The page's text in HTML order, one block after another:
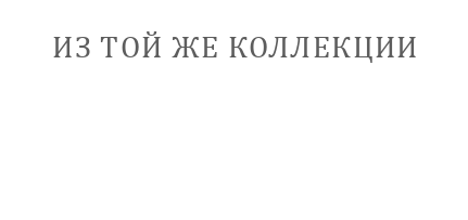
ИЗ ТОЙ ЖЕ КОЛЛЕКЦИИ